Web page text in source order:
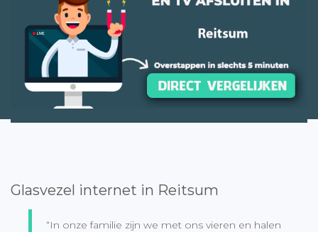
Glasvezel internet in Reitsum
“In onze familie zijn we met ons vieren en halen